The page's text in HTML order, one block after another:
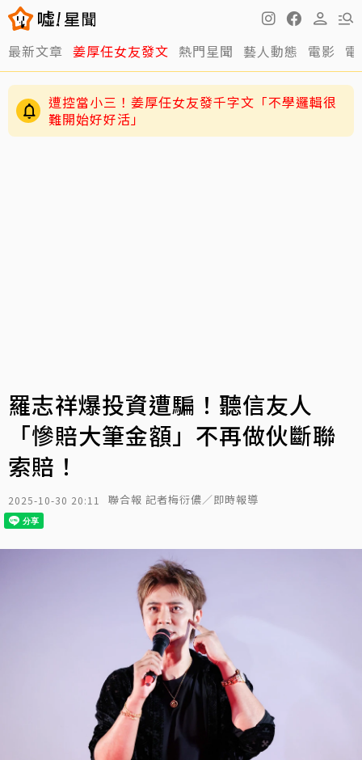
最新文章 姜厚任女友發文 熱門星聞 藝人動態 電影
遭控當小三！姜厚任女友發千字文「不學邏輯很
難開始好好活」
羅志祥爆投資遭騙！聽信友人
「慘賠大筆金額」不再做伙斷聯
索賠！
2025-10-30 20:11 聯合報 記者梅衍儂／即時報導